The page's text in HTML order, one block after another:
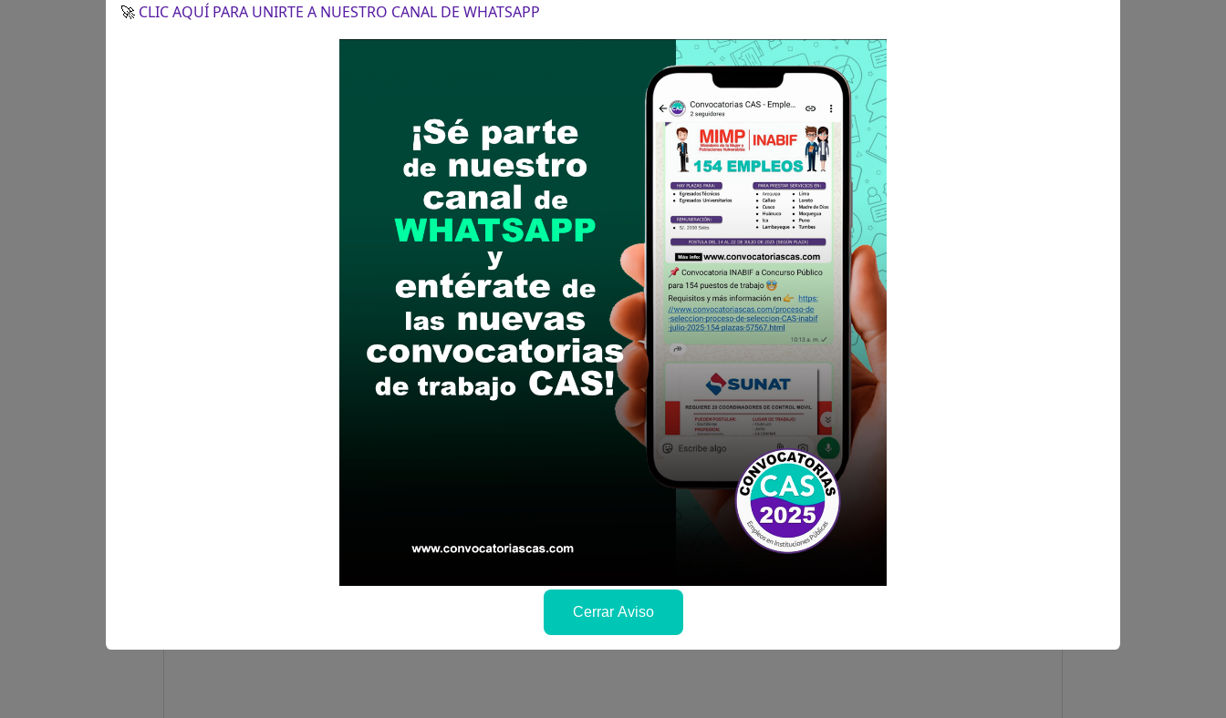
selección de personal. Descargue las bases del puesto de su interes, revisa los requisitos, prepara tu
documentación y postula.
Únete a nuestro canal de WhatsApp
Recibe las últimas convocatorias CAS, directamente en tu WhatsApp. Sin
Posiciones solicitadas y links de las bases
ESPECIALISTA – PLANIFICADOR I
Título de Licenciado en Educación, Administración o Economista, Colegiado y
Dos (2) años en acciones de Planificación Estratégica Educativa
Capacitación Especializada. -relacionado a las funciones del cargo
Habilidades o competencias:Análisis, autocontrol, organización de la información y empatía.
🚀 CLIC AQUÍ PARA UNIRTE A NUESTRO CANAL DE WHATSAPP
Cerrar Aviso